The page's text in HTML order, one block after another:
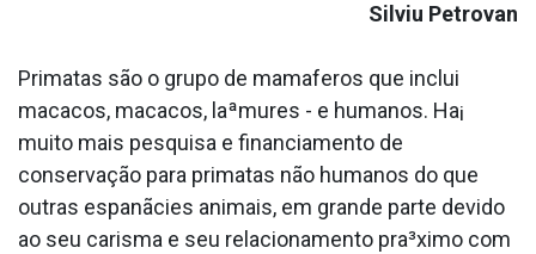
Silviu Petrovan
Primatas são o grupo de mama­feros que inclui
macacos, macacos, laªmures - e humanos. Ha¡
muito mais pesquisa e financiamento de
conservação para primatas não humanos do que
outras espanãcies animais, em grande parte devido
ao seu carisma e seu relacionamento pra³ximo com